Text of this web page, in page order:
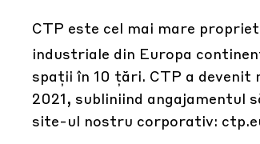
CTP este cel mai mare
industriale din Europa
spații în 10 țări. CTP a devenit
2021, subliniind angajamentul
site-ul nostru corporativ: